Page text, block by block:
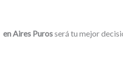
Aires Purosserá tu mejor